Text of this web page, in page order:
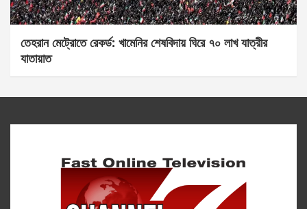
তেহরান মেট্রোতে রেকর্ড: খামেনির শেষবিদায় ঘিরে ৭০ লাখ যাত্রীর
যাতায়াত